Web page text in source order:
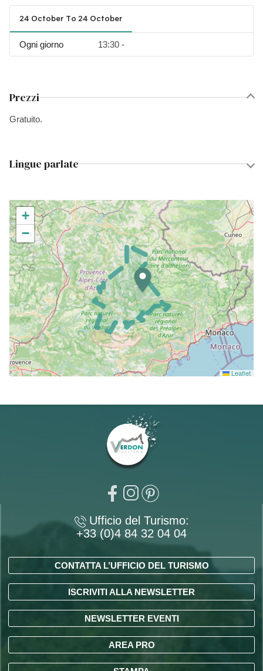
24 October To 24 October
Ogni giorno 13:30 -
Prezzi
Gratuito.
Lingue parlate
+
−
Leaflet
Ufficio del Turismo:
+33 (0)4 84 32 04 04
CONTATTA L’UFFICIO DEL TURISMO
ISCRIVITI ALLA NEWSLETTER
NEWSLETTER EVENTI
AREA PRO